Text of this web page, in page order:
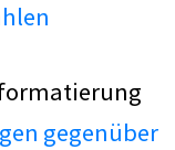
gegenüber